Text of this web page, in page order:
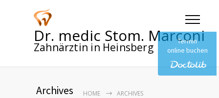
Dr. medic Stom. Marconi
Zahnärztin in Heinsberg
Termin
online buchen
Archives HOME ARCHIVES